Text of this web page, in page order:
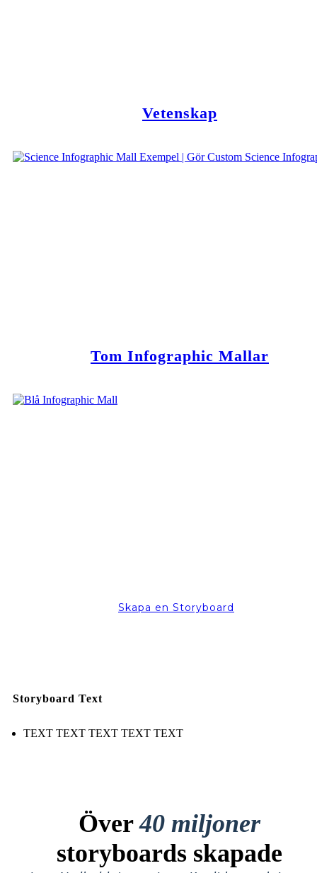
Vetenskap
Tom Infographic Mallar
Skapa en Storyboard
Storyboard Text
TEXT TEXT TEXT TEXT TEXT
Över40 miljoner
storyboards skapade